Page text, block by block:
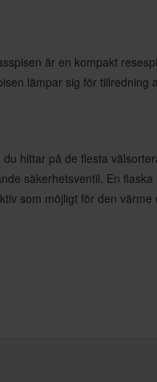
är en kompakt
lämpar sig för
hittar på de flesta
säkerhetsventil. En
som möjligt för den värme